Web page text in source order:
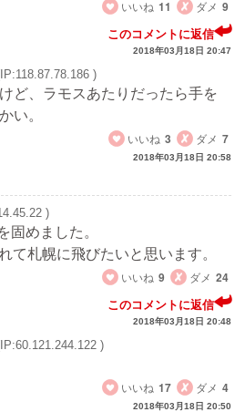
いいね 11 ダメ 9
このコメントに返信
2018年03月18日 20:47
)
ど、ラモスあたりだったら手を
い。
いいね 3 ダメ 7
2018年03月18日 20:58
)
固めました。
て札幌に飛びたいと思います。
いいね 9 ダメ 24
このコメントに返信
2018年03月18日 20:48
)
いいね 17 ダメ 4
2018年03月18日 20:50